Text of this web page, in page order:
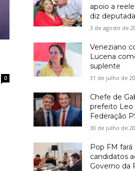
0
apoio a
diz deputada
3 de agosto de
Veneziano
Lucena
suplente
31 de julho de
Chefe de
prefeito Leo
Federação
30 de julho de
Pop FM fará
candidatos
Governo da